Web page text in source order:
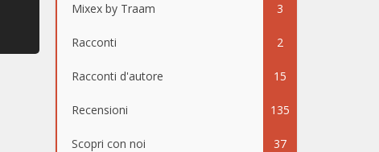
Mixex by Traam 3
Racconti 2
Racconti d'autore 15
Recensioni 135
Scopri con noi 37